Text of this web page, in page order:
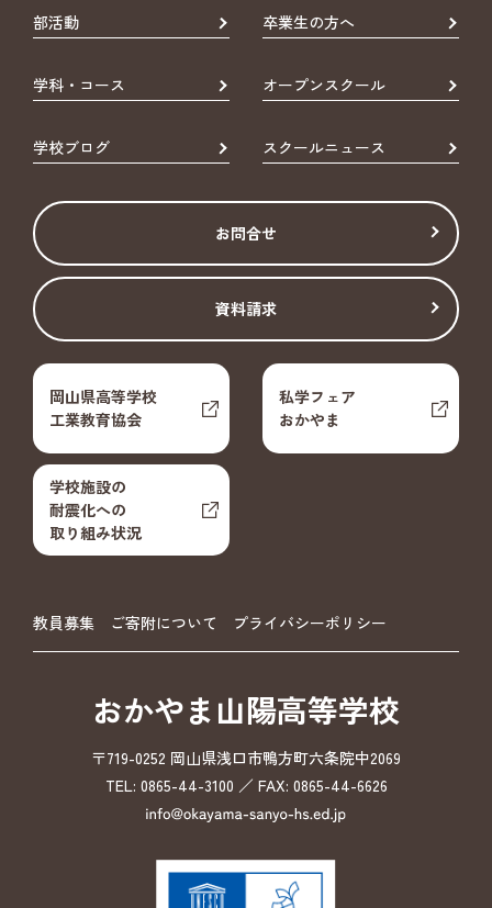
部活動 卒業生の方へ
学科・コース オープンスクール
学校ブログ スクールニュース
お問合せ
資料請求
岡山県高等学校
工業教育協会
私学フェア
おかやま
学校施設の
耐震化への
取り組み状況
教員募集 ご寄附について プライバシーポリシー
おかやま山陽高等学校
〒719-0252 岡山県浅口市鴨方町六条院中2069
TEL: 0865-44-3100 ／ FAX: 0865-44-6626